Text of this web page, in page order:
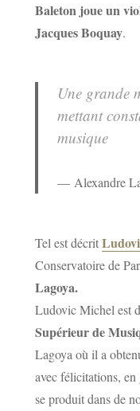
Baleton joue un
Jacques Boquay.
Une grande
mettant
musique
Alexandre
Tel est décrit
Conservatoire de
Lagoya.
Ludovic Michel est
Supérieur de
Lagoya où il a
avec félicitations,
se produit dans de